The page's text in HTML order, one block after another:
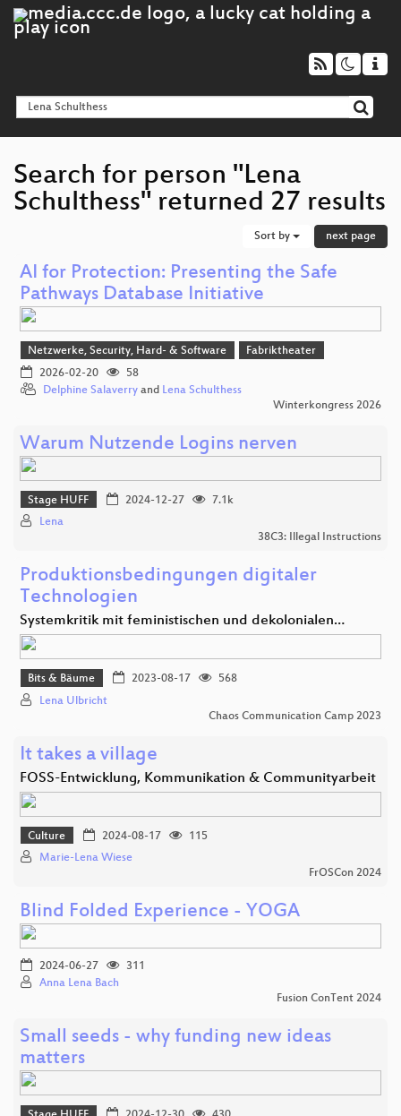
Search for person "Lena
Schulthess" returned 27 results
Sort by next page
AI for Protection: Presenting the Safe
Pathways Database Initiative
Netzwerke, Security, Hard- & Software
Fabriktheater
2026-02-20
58
Delphine Salaverry and Lena Schulthess
Winterkongress 2026
Warum Nutzende Logins nerven
Stage HUFF 2024-12-27
7.1k
Lena
38C3: Illegal Instructions
Produktionsbedingungen digitaler
Technologien
Systemkritik mit feministischen und dekolonialen…
Bits & Bäume 2023-08-17
568
Lena Ulbricht
Chaos Communication Camp 2023
It takes a village
FOSS-Entwicklung, Kommunikation & Communityarbeit
Culture 2024-08-17
115
Marie-Lena Wiese
FrOSCon 2024
Blind Folded Experience - YOGA
2024-06-27
311
Anna Lena Bach
Fusion ConTent 2024
Small seeds - why funding new ideas
matters